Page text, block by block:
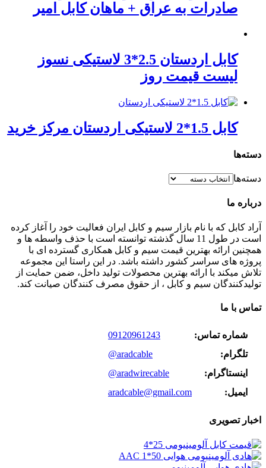
صادرات به عراق + ماهان کابل امیر
کابل اردستان 2.5*3 لاستیکی نسوز
لیست قیمت روز
کابل 1.5*2 لاستیکی اردستان مرکز خرید
دسته‌ها
دسته‌ها
درباره ما
آراد کابل که با نام بازار سیم و کابل ایران فعالیت خود را آغاز کرده
است در طول 11 سال گذشته توانسته است با حذف واسطه ها و
همچنین ارائه بهترین قیمت سیم و کابل همکاری گسترده ای با
پروژه های سراسر کشور داشته باشد. در این راستا این مجموعه
تلاش میکند با ارائه بهترین محصولات تولید داخل، ضمن حمایت از
تولیدکنندگان سیم و کابل ، از حقوق مصرف کنندگان صیانت کند.
تماس با ما
شماره تماس:
09120961243
تلگرام:
@aradcable
اینستاگرام:
@aradwirecable
ایمیل:
aradcable@gmail.com
اخبار تصویری